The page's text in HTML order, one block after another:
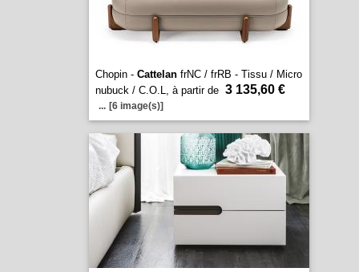
Chopin - CattelanfrNC / frRB - Tissu / Micro
nubuck / C.O.L, à partir de 3 135,60 €
... [6 image(s)]